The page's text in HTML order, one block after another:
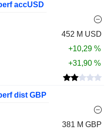
accUSD
452 M USD
+10,29 %
+31,90 %
dist GBP
381 M GBP